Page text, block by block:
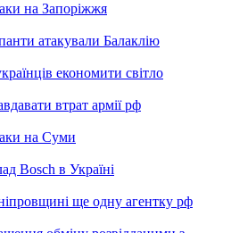
на Запоріжжя
атакували Балаклію
економити світло
втрат армії рф
на Суми
Bosch в Україні
ще одну агентку рф